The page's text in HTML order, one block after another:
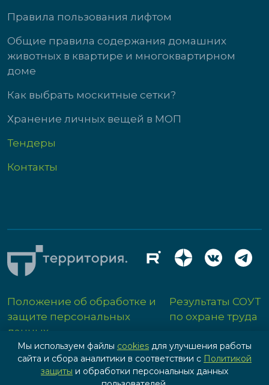
Правила пользования лифтом
Общие правила содержания домашних
животных в квартире и многоквартирном
доме
Как выбрать москитные сетки?
Хранение личных вещей в МОП
Тендеры
Контакты
Положение об обработке и
защите персональных
данных
Результаты СОУТ
по охране труда
Мы используем файлы cookies для улучшения работы
сайта и сбора аналитики в соответствии с Политикой
защиты и обработки персональных данных